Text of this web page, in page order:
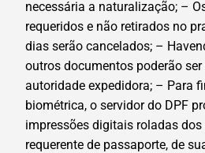
necessária a naturalização; –
requeridos e não retirados no
dias serão cancelados; –
outros documentos poderão
autoridade expedidora; – Para
biométrica, o servidor do DPF
impressões digitais roladas dos
requerente de passaporte, de